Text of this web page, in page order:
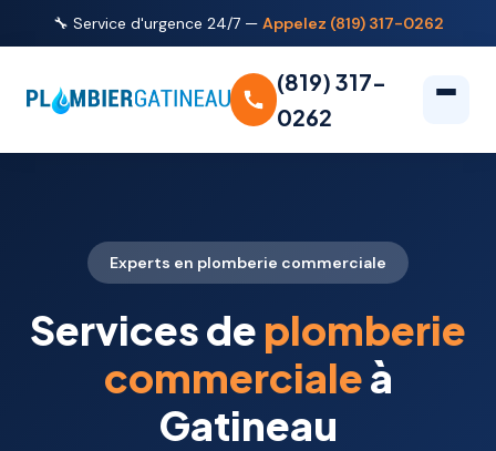
🔧 Service d'urgence 24/7 — Appelez (819) 317-0262
(819) 317-
0262
Experts en plomberie commerciale
Services de plomberie
commercialeà
Gatineau